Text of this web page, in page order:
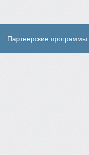
Партнерские программы